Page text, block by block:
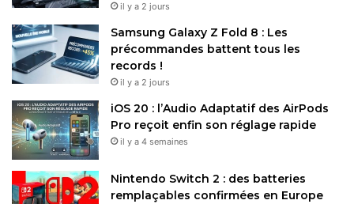
il y a 2 jours
Samsung Galaxy Z Fold 8 : Les
précommandes battent tous les
records !
il y a 2 jours
iOS 20 : l’Audio Adaptatif des AirPods
Pro reçoit enfin son réglage rapide
il y a 4 semaines
Nintendo Switch 2 : des batteries
remplaçables confirmées en Europe